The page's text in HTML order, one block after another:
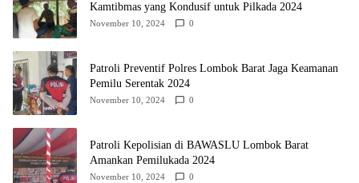
Kamtibmas yang Kondusif untuk Pilkada 2024
November 10, 2024 0
Patroli Preventif Polres Lombok Barat Jaga Keamanan
Pemilu Serentak 2024
November 10, 2024 0
Patroli Kepolisian di BAWASLU Lombok Barat
Amankan Pemilukada 2024
November 10, 2024 0